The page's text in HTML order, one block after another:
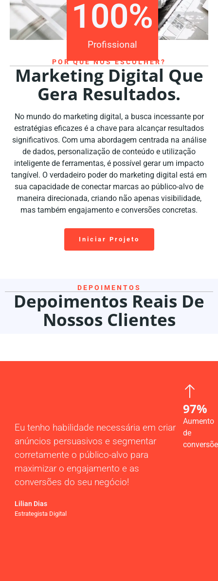
Profissional
100%
POR QUE NOS ESCOLHER?
Marketing Digital Que
Gera Resultados.
No mundo do marketing digital, a busca incessante por
estratégias eficazes é a chave para alcançar resultados
significativos. Com uma abordagem centrada na análise
de dados, personalização de conteúdo e utilização
inteligente de ferramentas, é possível gerar um impacto
tangível. O verdadeiro poder do marketing digital está em
sua capacidade de conectar marcas ao público-alvo de
maneira direcionada, criando não apenas visibilidade,
mas também engajamento e conversões concretas.
Iniciar Projeto
DEPOIMENTOS
Depoimentos Reais De
Nossos Clientes
Eu tenho habilidade necessária em criar
anúncios persuasivos e segmentar
corretamente o público-alvo para
maximizar o engajamento e as
conversões do seu negócio!
Lilian Dias
Estrategista Digital
97%
Aumento
de